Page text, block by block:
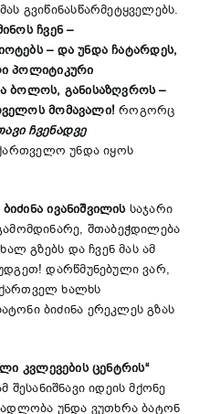
გვიწინასწარმეტყველებს.
ჩვენ–
– და უნდა ჩატარდეს,
პოლიტიკური
ბოლოს, განისაზღვროს–
მომავალი! როგორც
ჩვენადვე
უნდა იყოს
ბიძინა ივანიშვილისსაჯარი
შთაბეჭდილება
გზებს და ჩვენ მას ამ
დარწმუნებული ვარ,
ხალხს
ბიძინა ერეკლეს გზას
კვლევების ცენტრის“
შესანიშნავი იდეის მქონე
უნდა ვუთხრა ბატონ